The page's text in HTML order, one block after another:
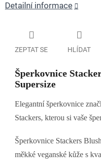
Detailní informace
ZEPTAT SE HLÍDAT
Šperkovnice
Supersize
Elegantní šperkovnice
Stackers, kterou si vaše
Šperkovnice Stackers
měkké veganské kůže s